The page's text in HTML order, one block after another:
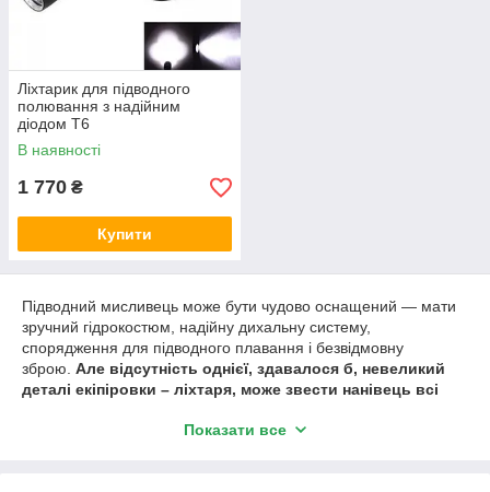
Ліхтарик для підводного
полювання з надійним
діодом Т6
В наявності
1 770 ₴
Купити
Підводний мисливець може бути чудово оснащений — мати
зручний гідрокостюм, надійну дихальну систему,
спорядження для підводного плавання і безвідмовну
зброю. Але відсутність однієї, здавалося б, невеликий
деталі екіпіровки – ліхтаря, може звести нанівець всі
Звичайно, в яскравий сонячний день на невеликій глибині в
Показати все